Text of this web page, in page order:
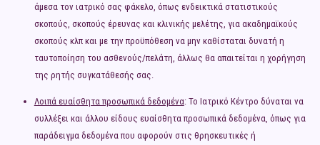
άμεσα τον ιατρικό σας φάκελο, όπως ενδεικτικά στατιστικούς
σκοπούς, σκοπούς έρευνας και κλινικής μελέτης, για ακαδημαϊκούς
σκοπούς κλπ και με την προϋπόθεση να μην καθίσταται δυνατή η
ταυτοποίηση του ασθενούς/πελάτη, άλλως θα απαιτείται η χορήγηση
της ρητής συγκατάθεσής σας.
Λοιπά ευαίσθητα προσωπικά δεδομένα: Το Ιατρικό Κέντρο δύναται να
συλλέξει και άλλου είδους ευαίσθητα προσωπικά δεδομένα, όπως για
παράδειγμα δεδομένα που αφορούν στις θρησκευτικές ή